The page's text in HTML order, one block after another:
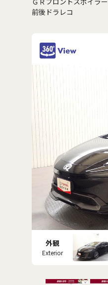
前後ドラレコ
外観
Exterior